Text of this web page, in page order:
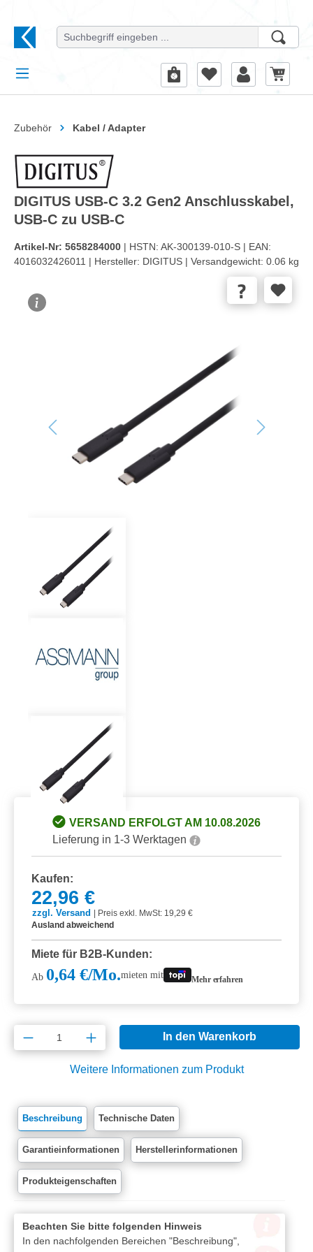
Zubehör Kabel / Adapter
DIGITUS USB-C 3.2 Gen2 Anschlusskabel,
USB-C zu USB-C
Artikel-Nr: 5658284000 | HSTN: AK-300139-010-S | EAN:
4016032426011 | Hersteller: DIGITUS | Versandgewicht: 0.06 kg
VERSAND ERFOLGT AM 10.08.2026
Lieferung in 1-3 Werktagen
Kaufen:
22,96 €
zzgl. Versand
Preis exkl. MwSt: 19,29 €
Ausland abweichend
Miete für B2B-Kunden:
Ab 0,64 €/Mo.mieten mit Mehr erfahren
Produkt Anzahl: Gib den gewünschten
In den Warenkorb
Weitere Informationen zum Produkt
Beschreibung Technische Daten
Garantieinformationen Herstellerinformationen
Produkteigenschaften
Beachten Sie bitte folgenden Hinweis
In den nachfolgenden Bereichen "Beschreibung",